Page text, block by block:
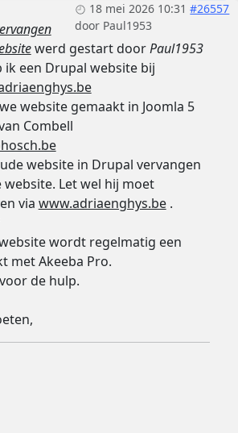
18 mei 2026 10:31 #26557
door Paul1953
werd gestart doorPaul1953
ik een Drupal website bij
website gemaakt in Joomla 5
Combell
website in Drupal vervangen
Let wel hij moet
via www.adriaenghys.be.
wordt regelmatig een
met Akeeba Pro.
de hulp.